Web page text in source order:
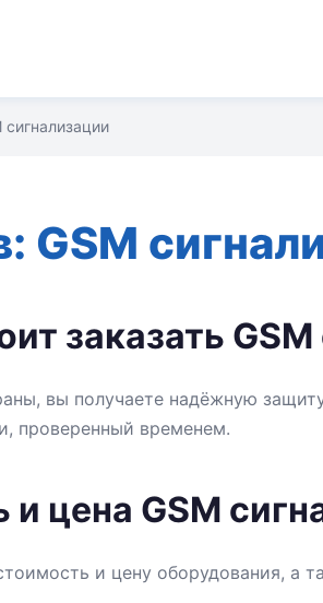
сигнализации
GSM
заказать
вы получаете надёжную
проверенный временем.
цена GSM
и цену оборудования, а